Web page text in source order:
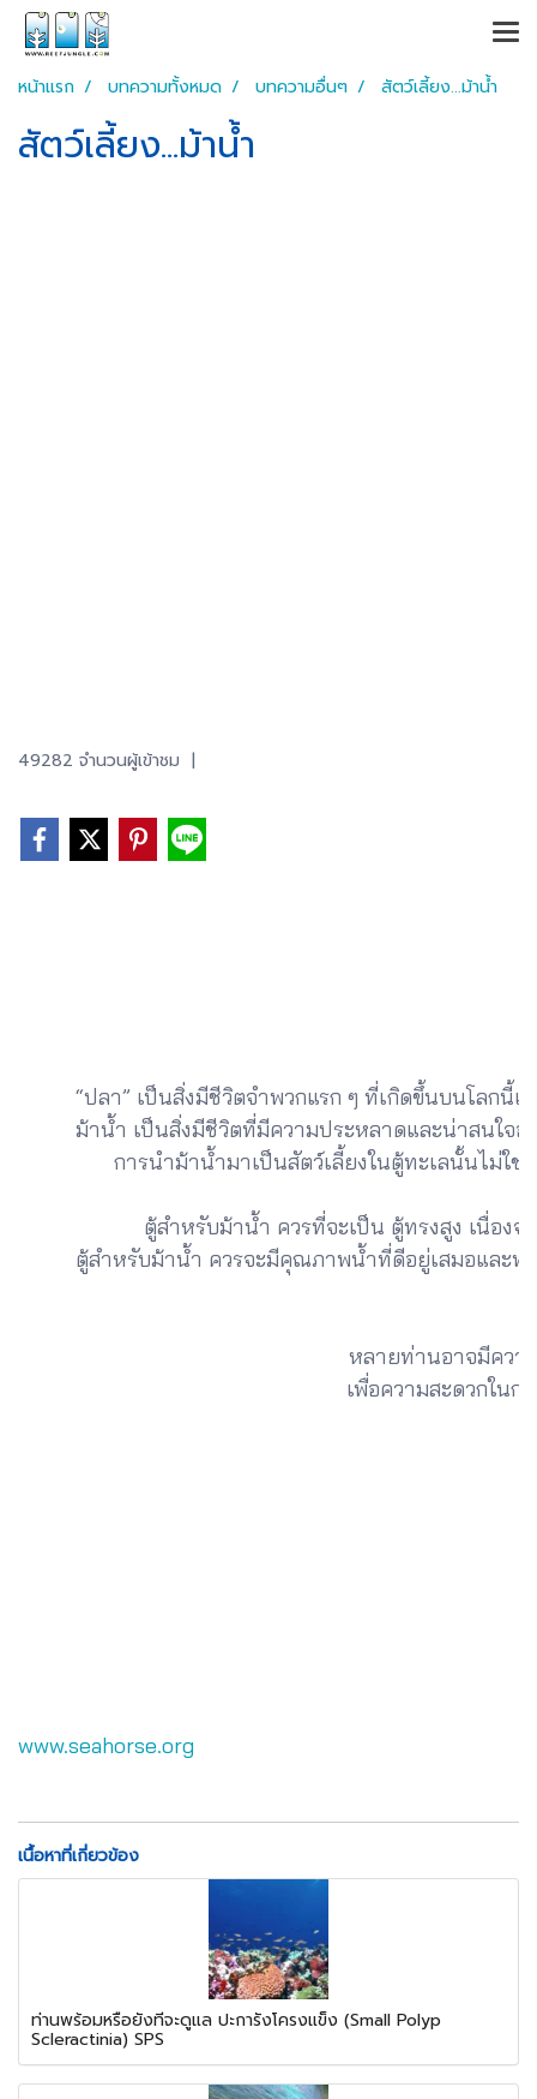
หน้าแรก บทความทั้งหมด บทความอื่นๆ สัตว์เลี้ยง...ม้าน้ำ
สัตว์เลี้ยง...ม้าน้ำ
49282 จำนวนผู้เข้าชม |
“ปลา” เป็นสิ่งมีชีวิตจำพวกแรก ๆ ที่เกิดขึ้นบนโลก
ม้าน้ำ เป็นสิ่งมีชีวิตที่มีความประหลาดและน่าสนใจ
การนำม้าน้ำมาเป็นสัตว์เลี้ยงในตู้ทะเลนั้นไม่ใช่เรื่อง
ตู้สำหรับม้าน้ำ ควรที่จะเป็น ตู้ทรงสูง เนื่อง
ตู้สำหรับม้าน้ำ ควรจะมีคุณภาพน้ำที่ดีอยู่เสมอและพ
หลายท่านอาจมีความเข้า
เพื่อความสะดวกใน
www.seahorse.org
เนื้อหาที่เกี่ยวข้อง
ท่านพร้อมหรือยังที่จะดูแล ปะการังโครงแข็ง (Small Polyp
Scleractinia) SPS